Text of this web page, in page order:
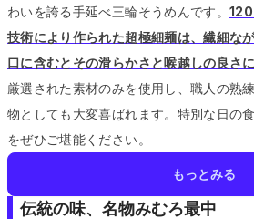
わいを誇る手延べ三輪そうめんです。
技術により作られた超極細麺は、繊細な
口に含むとその滑らかさと喉越しの良さ
厳選された素材のみを使用し、職人の熟
物としても大変喜ばれます。 特別な日の
をぜひご堪能ください。
もっとみる
伝統の味、名物みむろ最中